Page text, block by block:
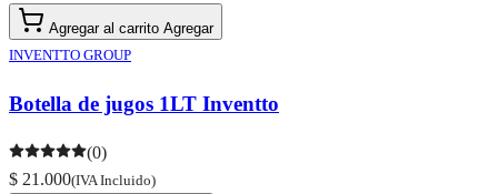
Agregar al carrito Agregar
INVENTTO GROUP
Botella de jugos 1LT Inventto
(0)
$ 21.000(IVA Incluido)